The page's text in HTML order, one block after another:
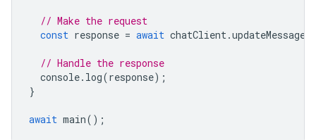
// Make the request
const response = await chatClient.updateMessage
// Handle the response
console. log(response);
}
await main();